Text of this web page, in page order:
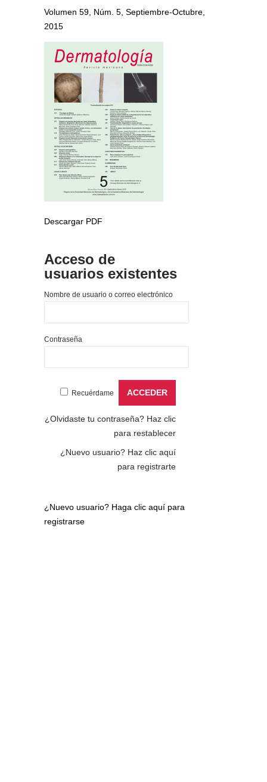
Volumen 59, Núm. 5, Septiembre-Octubre,
2015
Descargar PDF
Acceso de
usuarios existentes
Nombre de usuario o correo electrónico
Contraseña
Recuérdame
¿Olvidaste tu contraseña? Haz clic
para restablecer
¿Nuevo usuario? Haz clic aquí
para registrarte
¿Nuevo usuario? Haga clic aquí para
registrarse